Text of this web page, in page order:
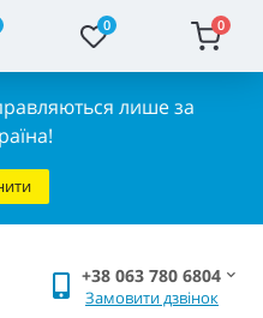
0 0
лише за
+38 063 780 6804
Замовити дзвінок